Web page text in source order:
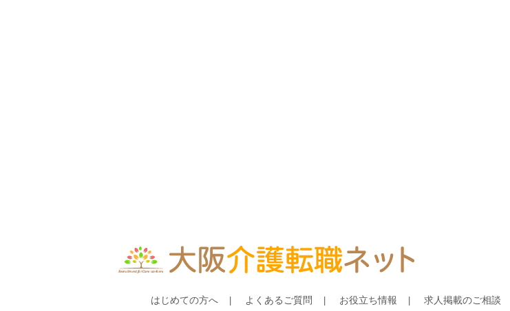
はじめての方へ よくあるご質問 お役立ち情報 求人掲載のご相談